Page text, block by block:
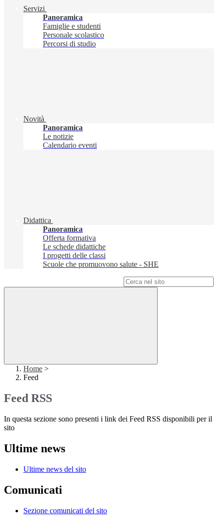
Servizi
Panoramica
Famiglie e studenti
Personale scolastico
Percorsi di studio
Novità
Panoramica
Le notizie
Calendario eventi
Didattica
Panoramica
Offerta formativa
Le schede didattiche
I progetti delle classi
Scuole che promuovono salute - SHE
Home >
Feed
Feed RSS
In questa sezione sono presenti i link dei Feed RSS disponibili per il
sito
Ultime news
Ultime news del sito
Comunicati
Sezione comunicati del sito